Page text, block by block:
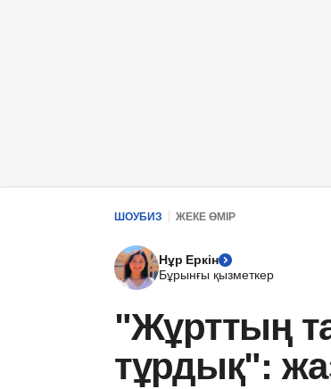
ШОУБИЗ ЖЕКЕ ӨМІР
Нұр Еркін
Бұрынғы қызметкер
"Жұрттың
тұрдық":